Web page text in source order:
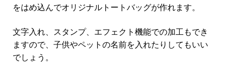
をはめ込んでオリジナルトートバッグが作れます。
文字入れ、スタンプ、エフェクト機能での加工もでき
ますので、子供やペットの名前を入れたりしてもいい
でしょう。